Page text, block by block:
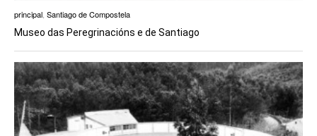
principal, Santiago de Compostela
Museo das Peregrinacións e de Santiago